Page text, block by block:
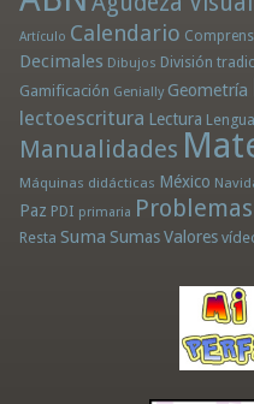
Artículo Calendario
Decimales Dibujos División
Gamificación Genially Geometría
lectoescritura Lectura Lengua
Manualidades
Máquinas didácticas México
Paz PDI primaria Problemas
Resta Suma Sumas Valores